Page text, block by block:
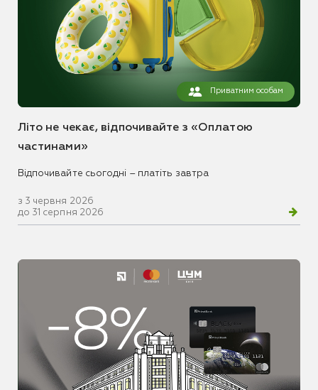
Приватним особам
Літо не чекає, відпочивайте з «Оплатою
частинами»
Відпочивайте сьогодні – платіть завтра
з 3 червня 2026
до 31 серпня 2026